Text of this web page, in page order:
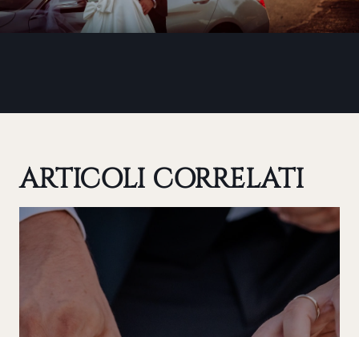
ARTICOLI CORRELATI